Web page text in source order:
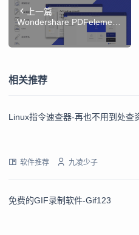
上一篇
Wondershare PDFelement
PRO —— Mac 上支持 OCR
的 PDF 编辑工具
相关推荐
Linux指令速查器-再也不用到处查
软件推荐 九凌少子
免费的GIF录制软件-Gif123